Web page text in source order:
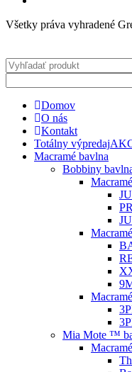
Všetky práva vyhradené
Domov
O nás
Kontakt
Totálny výpredaj
Macramé bavlna
Bobbiny
Mia Mote ™